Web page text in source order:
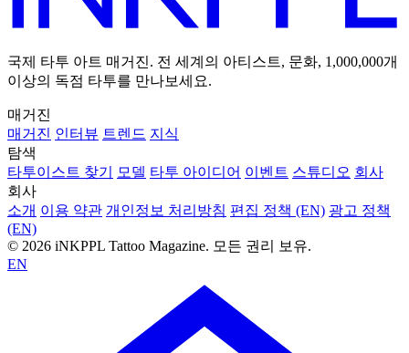
국제 타투 아트 매거진. 전 세계의 아티스트, 문화, 1,000,000개
이상의 독점 타투를 만나보세요.
매거진
매거진 인터뷰 트렌드 지식
탐색
타투이스트 찾기
모델 타투 아이디어 이벤트 스튜디오 회사
회사
소개 이용 약관 개인정보 처리방침 편집 정책 (EN) 광고 정책
(EN)
© 2026 iNKPPL Tattoo Magazine. 모든 권리 보유.
EN